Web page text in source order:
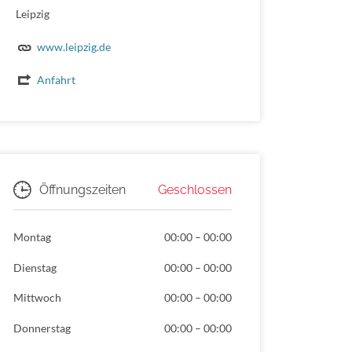
Leipzig
www.leipzig.de
Anfahrt
Öffnungszeiten Geschlossen
Montag 00:00 – 00:00
Dienstag 00:00 – 00:00
Mittwoch 00:00 – 00:00
Donnerstag 00:00 – 00:00